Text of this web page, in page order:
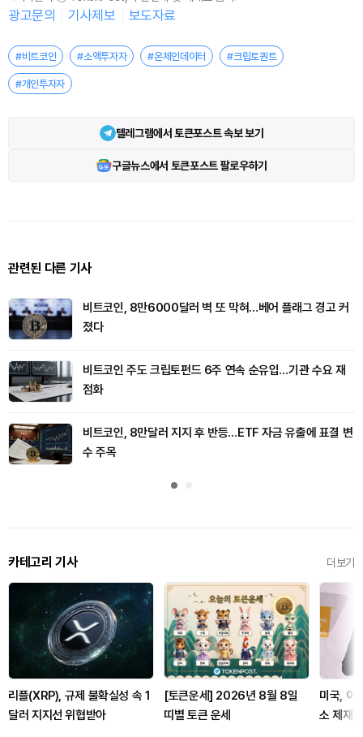
광고문의 기사제보 보도자료
#비트코인 #소액투자자 #온체인데이터 #크립토퀀트
#개인투자자
텔레그램에서 토큰포스트 속보 보기
구글뉴스에서 토큰포스트 팔로우하기
관련된 다른 기사
비트코인, 8만6000달러 벽 또 막혀…베어 플래그 경고 커
졌다
비트코인 주도 크립토펀드 6주 연속 순유입…기관 수요 재
점화
비트코인, 8만달러 지지 후 반등…ETF 자금 유출에 표결 변
수 주목
카테고리 기사 더보기
리플(XRP), 규제 불확실성 속 1
달러 지지선 위협받아
[토큰운세] 2026년 8월 8일
띠별 토큰 운세
미국, 이
소 제재…